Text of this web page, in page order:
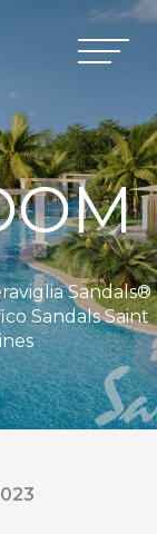
Sandals®
Sandals Saint